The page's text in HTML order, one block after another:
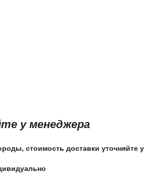
у менеджера
стоимость доставки уточняйте